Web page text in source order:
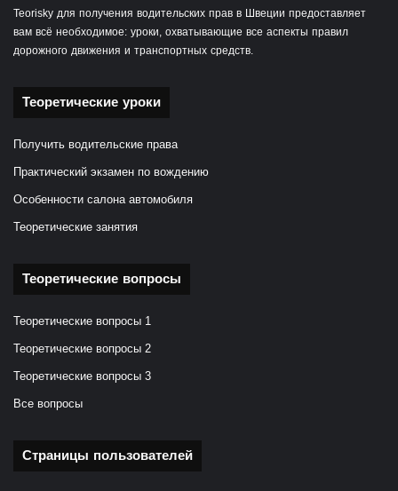
Teorisky для получения водительских прав в Швеции предоставляет
вам всё необходимое: уроки, охватывающие все аспекты правил
дорожного движения и транспортных средств.
Теоретические уроки
Получить водительские права
Практический экзамен по вождению
Особенности салона автомобиля
Теоретические занятия
Теоретические вопросы
Теоретические вопросы 1
Теоретические вопросы 2
Теоретические вопросы 3
Все вопросы
Страницы пользователей